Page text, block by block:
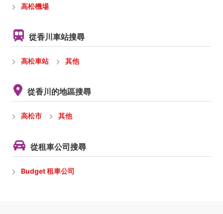
高松機場
從香川車站搜尋
高松車站 其他
從香川的地區搜尋
高松市 其他
從租車公司搜尋
Budget 租車公司